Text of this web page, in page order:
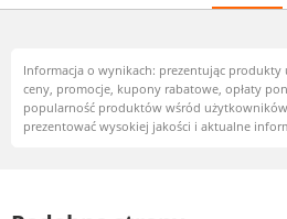
Informacja o wynikach: prezentując
ceny, promocje, kupony rabatowe, opłaty
popularność produktów wśród
prezentować wysokiej jakości i aktualne